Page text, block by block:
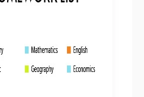
de ce modèle